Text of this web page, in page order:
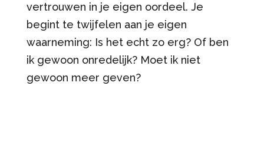
vertrouwen in je eigen oordeel. Je
begint te twijfelen aan je eigen
waarneming: Is het echt zo erg? Of ben
ik gewoon onredelijk? Moet ik niet
gewoon meer geven?